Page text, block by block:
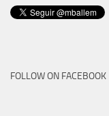
FOLLOW ON FACEBOOK